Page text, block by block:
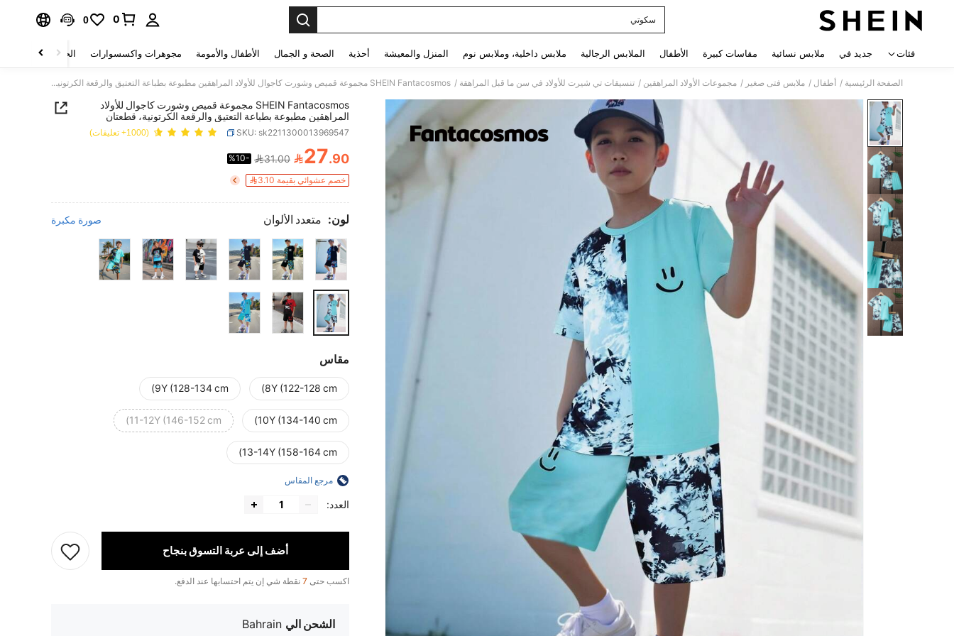
سكوتي
0
0
فئات جديد في ملابس نسائية مقاسات كبيرة الأطفال الملابس الرجالية ملابس داخلية، وملابس نوم المنزل والمعيشة أحذية الصحة و الجمال الأطفال والأمومة مجوهرات واكسسوارات الحقائب والأمتعة
الصفحة الرئيسية / أطفال / ملابس فتى صغير / مجموعات الأولاد المراهقين / تنسيقات تي شيرت للأولاد في سن ما قبل المراهقة / SHEIN Fantacosmos مجموعة قميص وشورت كاجوال للأولاد المراهقين مطبوعة بطباعة التعتيق والرقعة الكرتونية، قطعتان
SHEIN Fantacosmos مجموعة قميص وشورت كاجوال للأولاد
المراهقين مطبوعة بطباعة التعتيق والرقعة الكرتونية، قطعتان
SKU: sk2211300013969547 (1000+ تعليقات)
PRICE AND AVAILABILITY
27.90
31.00
%10-
خصم عشوائي بقيمة 3.10
لون: متعدد الألوان صورة مكبرة
مقاس
8Y (122-128 cm)
9Y (128-134 cm)
10Y (134-140 cm)
11-12Y (146-152 cm)
13-14Y (158-164 cm)
مرجع المقاس
العدد:
أضف إلى عربة التسوق بنجاح
اكسب حتى 7 نقطة شي إن يتم احتسابها عند الدفع.
الشحن الي Bahrain